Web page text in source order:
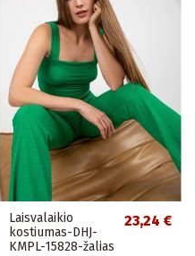
Laisvalaikio
kostiumas-DHJ-
KMPL-15828-žalias
23,24 €